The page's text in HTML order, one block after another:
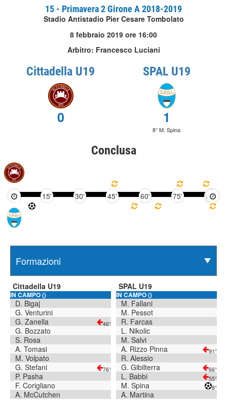
15 - Primavera 2 Girone A 2018-2019
Stadio Antistadio Pier Cesare Tombolato
8 febbraio 2019 ore 16:00
Arbitro: Francesco Luciani
Cittadella U19
0
SPAL U19
1
8° M. Spina
Conclusa
15' 30' 45' 60' 75' 90'
Cittadella U19
IN CAMPO ()
D. Bigaj
G. Venturini
G. Zanella
46°
G. Bozzato
S. Rosa
A. Tomasi
M. Volpato
G. Stefani
76°
P. Pasha
F. Corigliano
A. McCutchen
SPAL U19
IN CAMPO ()
M. Fallani
M. Pessot
R. Farcas
L. Nikolic
M. Salvi
A. Rizzo Pinna
91°
R. Alessio
G. Gibilterra
66°
L. Babbi 55°
M. Spina 8°
A. Martina